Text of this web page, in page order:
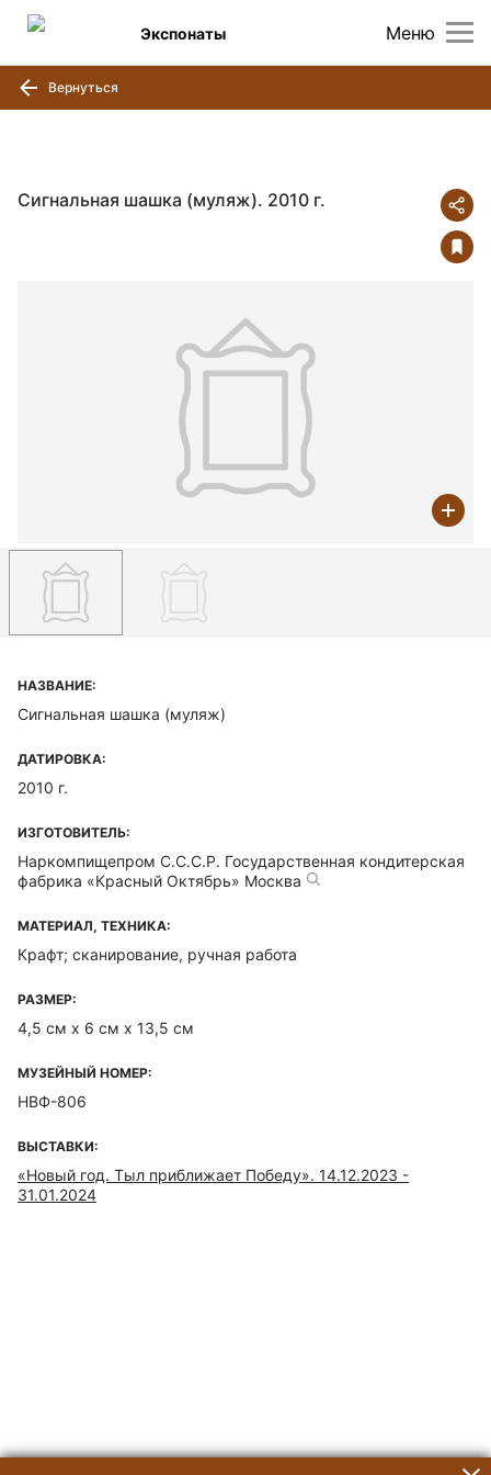
Меню
Экспонаты
Вернуться
Сигнальная шашка (муляж). 2010 г.
НАЗВАНИЕ:
Сигнальная шашка (муляж)
ДАТИРОВКА:
2010 г.
ИЗГОТОВИТЕЛЬ:
Наркомпищепром С.С.С.Р. Государственная кондитерская
фабрика «Красный Октябрь» Москва
МАТЕРИАЛ, ТЕХНИКА:
Крафт; сканирование, ручная работа
РАЗМЕР:
4,5 см х 6 см х 13,5 см
МУЗЕЙНЫЙ НОМЕР:
НВФ-806
ВЫСТАВКИ:
«Новый год. Тыл приближает Победу». 14.12.2023 -
31.01.2024